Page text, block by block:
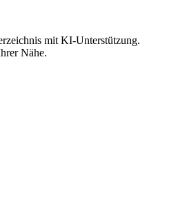
mit KI-Unterstützung.
Nähe.